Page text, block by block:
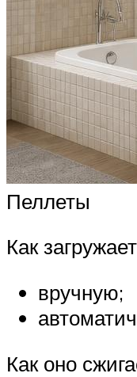
Пеллеты
Как
вручную;
Как оно